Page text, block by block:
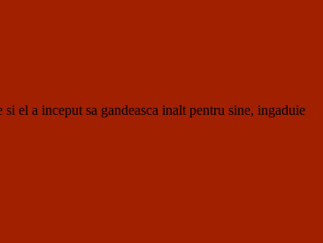
a inceput sa gandeasca inalt pentru sine, ingaduie